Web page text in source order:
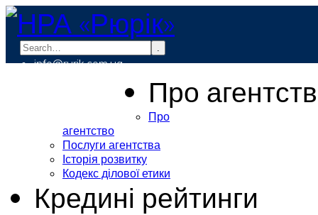
.
info@rurik.com.ua
Про
Про
агентство
Послуги агентства
Історія розвитку
Кодекс ділової етики
Кредині рейтинги